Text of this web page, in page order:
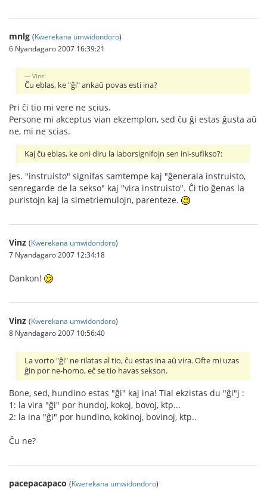
mnlg (Kwerekana umwidondoro)
6 Nyandagaro 2007 16:39:21
Vinz:
Ĉu eblas, ke "ĝi" ankaŭ povas esti ina?
Pri ĉi tio mi vere ne scius.
Persone mi akceptus vian ekzemplon, sed ĉu ĝi estas ĝusta aŭ
ne, mi ne scias.
Kaj ĉu eblas, ke oni diru la laborsignifojn sen ini-sufikso?:
Jes. "instruisto" signifas samtempe kaj "ĝenerala instruisto,
senregarde de la sekso" kaj "vira instruisto". Ĉi tio ĝenas la
puristojn kaj la simetriemulojn, parenteze.
Vinz (Kwerekana umwidondoro)
7 Nyandagaro 2007 12:34:18
Dankon!
Vinz (Kwerekana umwidondoro)
8 Nyandagaro 2007 10:56:40
La vorto "ĝi" ne rilatas al tio, ĉu estas ina aŭ vira. Ofte mi uzas
ĝin por ne-homo, eĉ se tio havas sekson.
Bone, sed, hundino estas "ĝi" kaj ina! Tial ekzistas du "ĝi"j :
1: la vira "ĝi" por hundoj, kokoj, bovoj, ktp...
2: la ina "ĝi" por hundino, kokinoj, bovinoj, ktp..
Ĉu ne?
pacepacapaco (Kwerekana umwidondoro)